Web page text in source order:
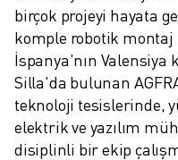
birçok projeyi hayata
komple robotik montaj
İspanya'nın
Silla'da bulunan
teknoloji tesislerinde,
elektrik ve yazılım
disiplinli bir ekip